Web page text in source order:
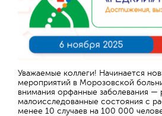
Уважаемые коллеги! Начинается
мероприятий в Морозовской
внимания орфанные заболевания —
малоисследованные состояния с
менее 10 случаев на 100 000